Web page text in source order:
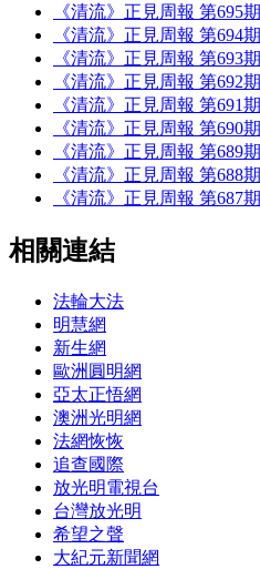
《清流》正見周報 第695期
《清流》正見周報 第694期
《清流》正見周報 第693期
《清流》正見周報 第692期
《清流》正見周報 第691期
《清流》正見周報 第690期
《清流》正見周報 第689期
《清流》正見周報 第688期
《清流》正見周報 第687期
相關連結
法輪大法
明慧網
新生網
歐洲圓明網
亞太正悟網
澳洲光明網
法網恢恢
追查國際
放光明電視台
台灣放光明
希望之聲
大紀元新聞網